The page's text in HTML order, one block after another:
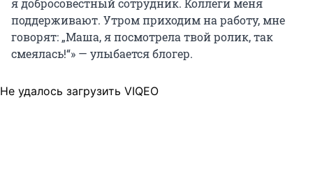
я добросовестный сотрудник. Коллеги меня
поддерживают. Утром приходим на работу, мне
говорят: „Маша, я посмотрела твой ролик, так
смеялась!“» — улыбается блогер.
Не удалось загрузить VIQEO